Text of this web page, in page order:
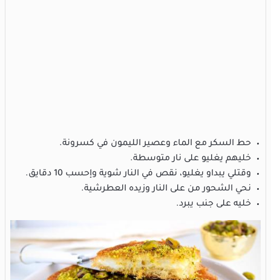
حط السكر مع الماء وعصير الليمون في كسرونة.
خليهم يغليو على نار متوسطة.
وقتلي يبداو يغليو، نقص في النار شوية وإحسب 10 دقايق.
نحي الشحور من على النار وزيده العطرشية.
خليه على جنب يبرد.